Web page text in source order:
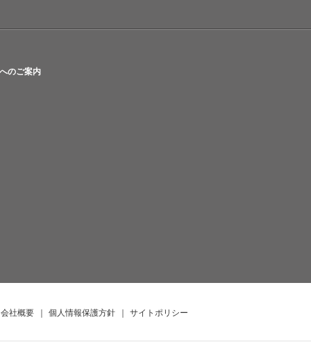
のご案内
会社概要 ｜ 個人情報保護方針 ｜ サイトポリシー